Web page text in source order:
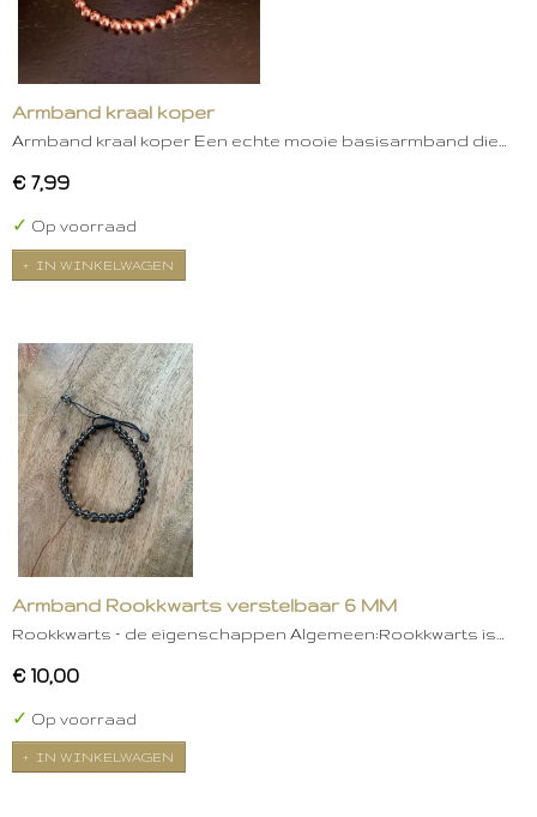
Armband kraal koper
Armband kraal koper Een echte mooie basisarmband die…
€ 7,99
✓ Op voorraad
IN WINKELWAGEN
Armband Rookkwarts verstelbaar 6 MM
Rookkwarts – de eigenschappen Algemeen:Rookkwarts is…
€ 10,00
✓ Op voorraad
IN WINKELWAGEN